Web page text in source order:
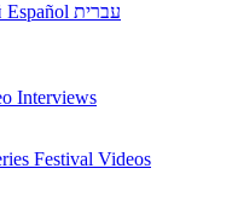
Español עברית
Interviews
Festival Videos